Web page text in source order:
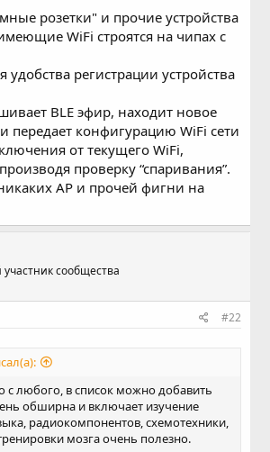
розетки" и прочие устройства
WiFi строятся на чипах с
удобства регистрации устройства
BLE эфир, находит новое
и передает конфигурацию WiFi сети
от текущего WiFi,
проверку “спаривания”.
AP и прочей фигни на
сообщества
#22
любого, в список можно добавить
обширна и включает изучение
радиокомпонентов, схемотехники,
мозга очень полезно.